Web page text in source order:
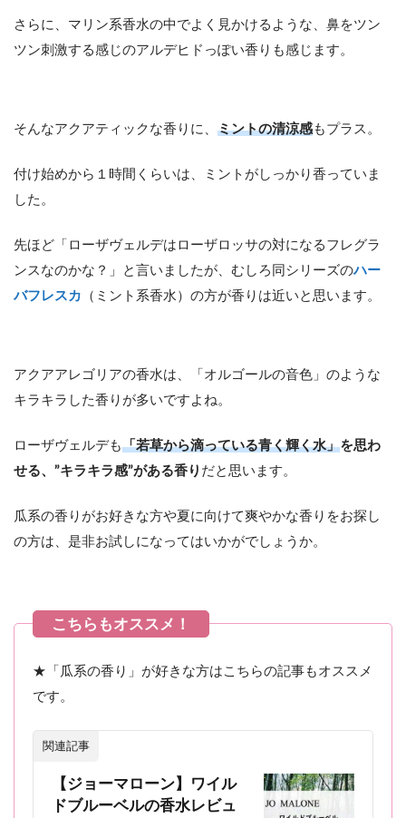
さらに、マリン系香水の中でよく見かけるような、鼻をツン
ツン刺激する感じのアルデヒドっぽい香りも感じます。
そんなアクアティックな香りに、 ミントの清涼感 もプラス。
付け始めから１時間くらいは、ミントがしっかり香っていま
した。
先ほど「ローザヴェルデはローザロッサの対になるフレグラ
ンスなのかな？」と言いましたが、むしろ同シリーズのハー
バフレスカ （ミント系香水）の方が香りは近いと思います。
アクアアレゴリアの香水は、「オルゴールの音色」のような
キラキラした香りが多いですよね。
ローザヴェルデも「若草から滴っている青く輝く水」を思わ
せる、”キラキラ感”がある香り だと思います。
瓜系の香りがお好きな方や夏に向けて爽やかな香りをお探し
の方は、是非お試しになってはいかがでしょうか。
★「瓜系の香り」が好きな方はこちらの記事もオススメ
です。
関連記事
【ジョーマローン】ワイル
ドブルーベルの香水レビュ